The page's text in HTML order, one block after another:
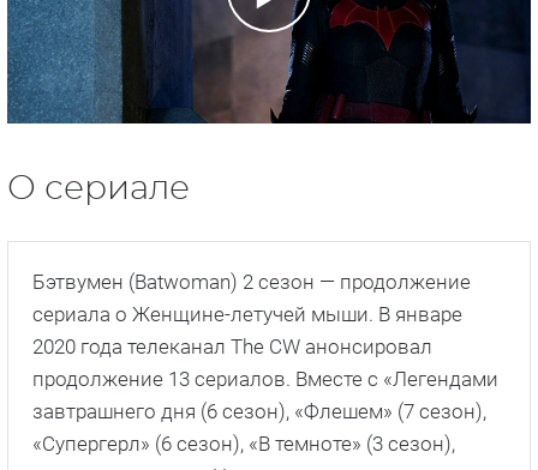
О сериале
Бэтвумен (Batwoman) 2 сезон — продолжение
сериала о Женщине-летучей мыши. В январе
2020 года телеканал The CW анонсировал
продолжение 13 сериалов. Вместе c «Легендами
завтрашнего дня (6 сезон), «Флешем» (7 сезон),
«Супергерл» (6 сезон), «В темноте» (3 сезон),